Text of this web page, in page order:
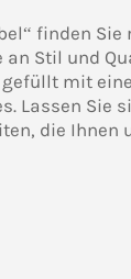
finden
Stil und
mit
Lassen
die Ihnen